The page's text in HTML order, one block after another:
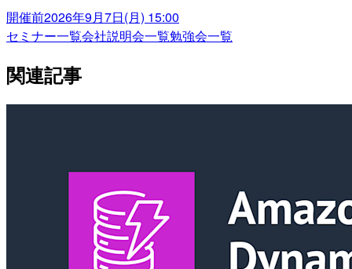
開催前2026年9月7日(月) 15:00
セミナー一覧会社説明会一覧勉強会一覧
関連記事